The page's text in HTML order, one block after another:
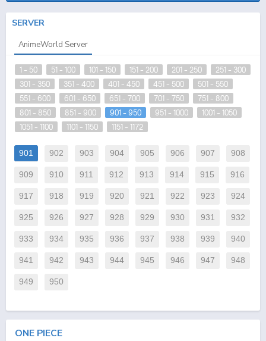
SERVER
AnimeWorld Server
1 - 50 51 - 100 101 - 150 151 - 200 201 - 250
251 - 300
301 - 350
351 - 400 401 - 450 451 - 500
501 - 550
551 - 600
601 - 650 651 - 700 701 - 750
751 - 800
801 - 850
851 - 900 901 - 950 951 - 1000
1001 - 1050
1051 - 1100
1101 - 1150 1151 - 1172
901 902 903 904 905 906 907 908
909 910 911 912 913 914 915 916
917 918 919 920 921 922 923 924
925 926 927 928 929 930 931 932
933 934 935 936 937 938 939 940
941 942 943 944 945 946 947 948
949 950
ONE PIECE